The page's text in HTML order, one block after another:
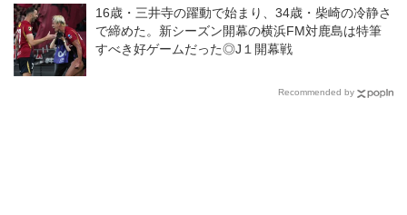
16歳・三井寺の躍動で始まり、34歳・柴崎の冷静さ
で締めた。新シーズン開幕の横浜FM対鹿島は特筆
すべき好ゲームだった◎J１開幕戦
Recommended by